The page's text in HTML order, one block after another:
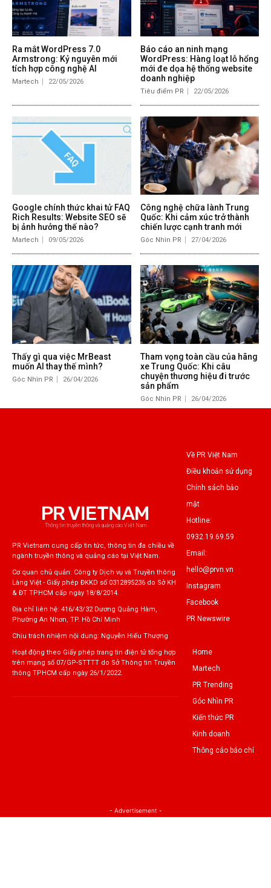
Ra mắt WordPress 7.0
Armstrong: Kỷ nguyên mới
tích hợp công nghệ AI
Martech 22/05/2026
Báo cáo an ninh mạng
WordPress: Hàng loạt lỗ hổng
mới đe dọa hệ thống website
doanh nghiệp
Tiêu điểm PR 22/05/2026
Google chính thức khai tử FAQ
Rich Results: Website SEO sẽ
bị ảnh hưởng thế nào?
Martech 09/05/2026
Công nghệ chữa lành Trung
Quốc: Khi cảm xúc trở thành
chiến lược cạnh tranh mới
Góc Nhìn PR 27/04/2026
Thấy gì qua việc MrBeast
muốn AI thay thế mình?
Góc Nhìn PR 26/04/2026
Tham vọng toàn cầu của hãng
xe Trung Quốc: Khi câu
chuyện thương hiệu đi trước
sản phẩm
Góc Nhìn PR 26/04/2026
PR VIETNAM
Thông tin truyền thông và quảng cáo Việt Nam
PR Vietnam cung cấp tin tức, thông tin đa chiều về
ngành truyền thông và quảng cáo tại Việt Nam.
Cơ quan chủ quản: Công ty Dịch vụ và Truyền thông
Làng Việt - Giấy phép ĐKKD số 0312895236 do Sở KH
& ĐT TPHCM cấp ngày 18/8/2014.
Địa chỉ liên hệ: 416/43/32 Dương Quảng Hàm,
Phường An Nhơn, TP. Hồ Chí Minh
Chịu trách nhiệm nội dung: Nguyễn Hiếu Thượng
Hoạt động theo Giấy phép trang tin điện tử tổng hợp
trên mạng số 07/GP-STTTT do Sở Thông tin Truyền
thông TPHCM cấp ngày 26/1/2022.
Về PR Việt Nam
Điều khoản sử dụng
Chính sách bảo
mật
Hotline:
0932.19.69.59
Email:
hello@prvn.vn
Instagram
Facebook
PR Newswire
Home
Martech
PR Trending
Góc Nhìn PR
Kiến thức PR
Kinh doanh
Thông cáo báo chí
- Advertisement -